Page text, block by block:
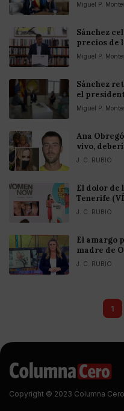
Miguel P.
Sánchez
precios de
Miguel P.
Sánchez
el
Miguel P.
Ana
vivo,
J. C. RUBIO
El dolor de
Tenerife
J. C. RUBIO
El amargo
madre de
J. C. RUBIO
1
Copyright © 2023 Columna Cero